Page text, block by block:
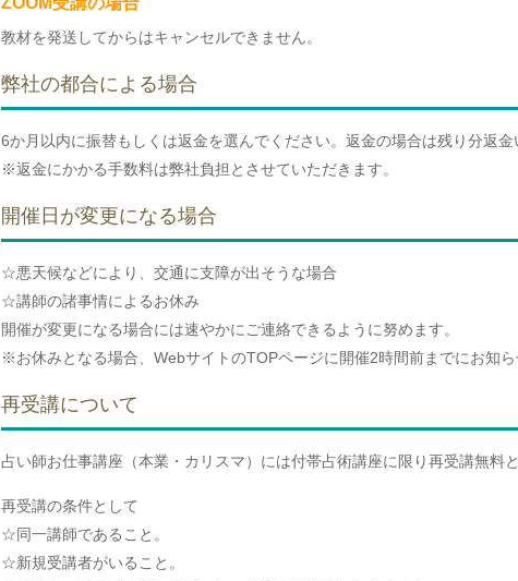
教材を発送してからはキャンセルできません。
弊社の都合による場合
6か月以内に振替もしくは返金を選んでください。返金の場合は残り分返金
※返金にかかる手数料は弊社負担とさせていただきます。
開催日が変更になる場合
☆悪天候などにより、交通に支障が出そうな場合
☆講師の諸事情によるお休み
開催が変更になる場合には速やかにご連絡できるように努めます。
※お休みとなる場合、WebサイトのTOPページに開催2時間前までにお知ら
再受講について
占い師お仕事講座（本業・カリスマ）には付帯占術講座に限り再受講無料と
再受講の条件として
☆同一講師であること。
☆新規受講者がいること。